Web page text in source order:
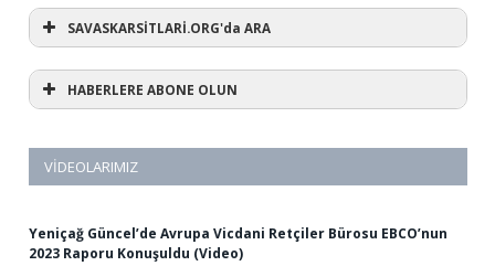
SAVASKARSİTLARİ.ORG'da ARA
HABERLERE ABONE OLUN
VIDEOLARIMIZ
Yeniçağ Güncel’de Avrupa Vicdani Retçiler Bürosu EBCO’nun
2023 Raporu Konuşuldu (Video)